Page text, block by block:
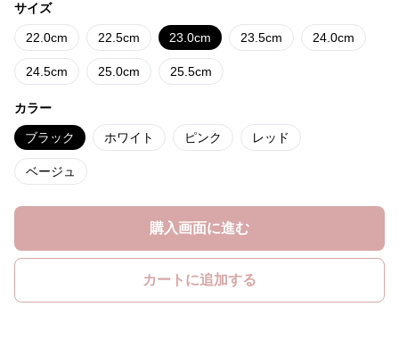
サイズ
22.0cm 22.5cm 23.0cm 23.5cm 24.0cm
24.5cm 25.0cm 25.5cm
カラー
ブラック ホワイト ピンク レッド
ベージュ
購入画面に進む
カートに追加する